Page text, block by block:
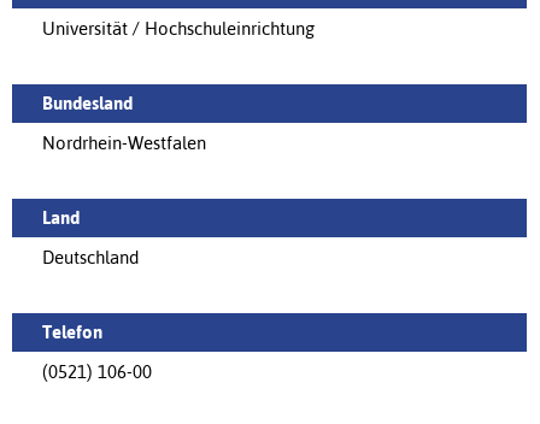
Universität / Hochschuleinrichtung
Bundesland
Nordrhein-Westfalen
Land
Deutschland
Telefon
(0521) 106-00